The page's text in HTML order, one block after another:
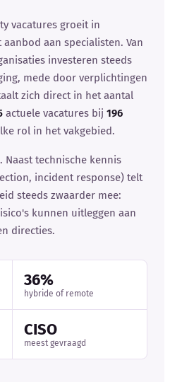
vacatures groeit in
aan specialisten. Van
investeren steeds
mede door verplichtingen
zich direct in het aantal
actuele vacatures bij 196
rol in het vakgebied.
Naast technische kennis
incident response) telt
steeds zwaarder mee:
kunnen uitleggen aan
directies.
36%
hybride of remote
CISO
meest gevraagd